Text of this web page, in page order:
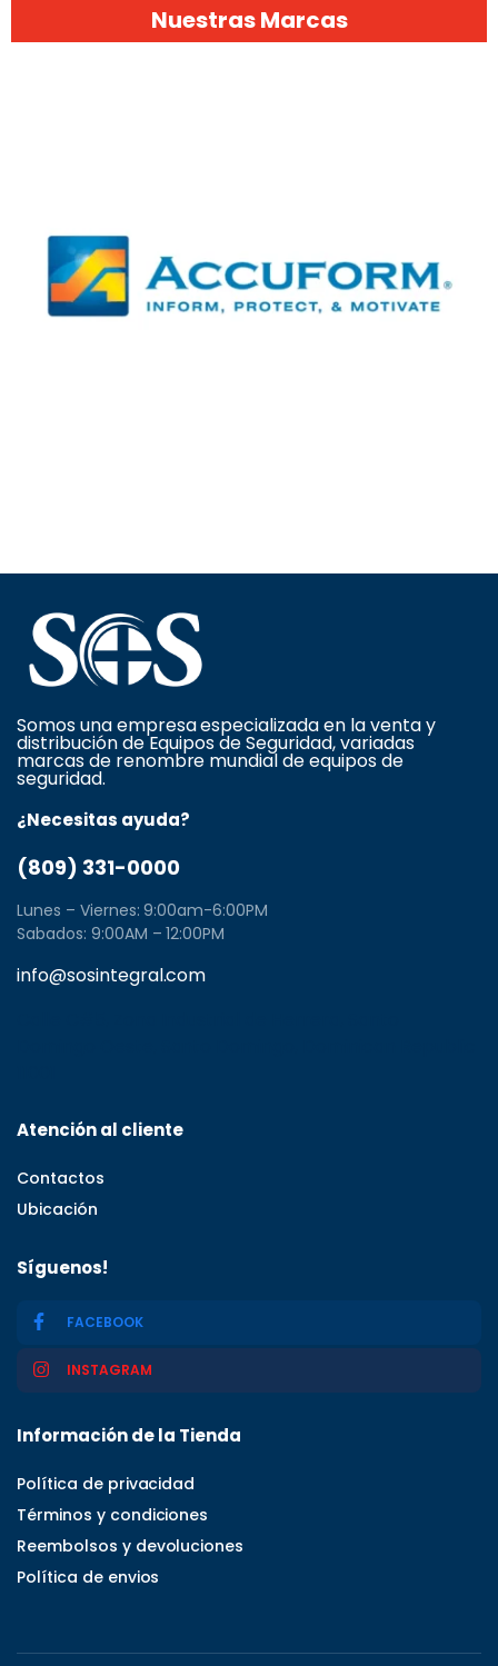
Nuestras Marcas
Somos una empresa especializada en la venta y
distribución de Equipos de Seguridad, variadas
marcas de renombre mundial de equipos de
seguridad.
¿Necesitas ayuda?
(809) 331-0000
Lunes – Viernes: 9:00am-6:00PM
Sabados: 9:00AM – 12:00PM
info@sosintegral.com
Atención al cliente
Contactos
Ubicación
Síguenos!
FACEBOOK
INSTAGRAM
Información de la Tienda
Política de privacidad
Términos y condiciones
Reembolsos y devoluciones
Política de envios